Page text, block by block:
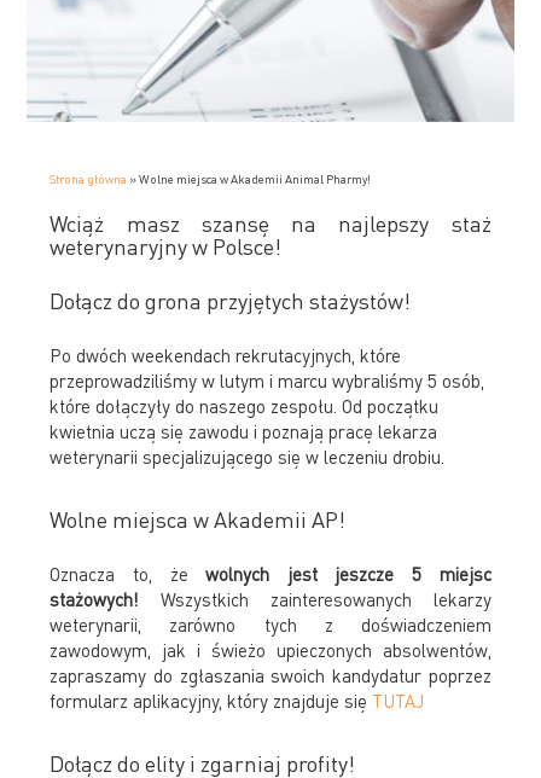
Strona główna »Wolne miejsca w Akademii Animal Pharmy!
Wciąż masz szansę na najlepszy staż
weterynaryjny w Polsce!
Dołącz do grona przyjętych stażystów!
Po dwóch weekendach rekrutacyjnych, które
przeprowadziliśmy w lutym i marcu wybraliśmy 5 osób,
które dołączyły do naszego zespołu. Od początku
kwietnia uczą się zawodu i poznają pracę lekarza
weterynarii specjalizującego się w leczeniu drobiu.
Wolne miejsca w Akademii AP!
Oznacza to, żewolnych jest jeszcze 5 miejsc
stażowych!Wszystkich zainteresowanych lekarzy
weterynarii, zarówno tych z doświadczeniem
zawodowym, jak i świeżo upieczonych absolwentów,
zapraszamy do zgłaszania swoich kandydatur poprzez
formularz aplikacyjny, który znajduje się TUTAJ
Dołącz do elity i zgarniaj profity!